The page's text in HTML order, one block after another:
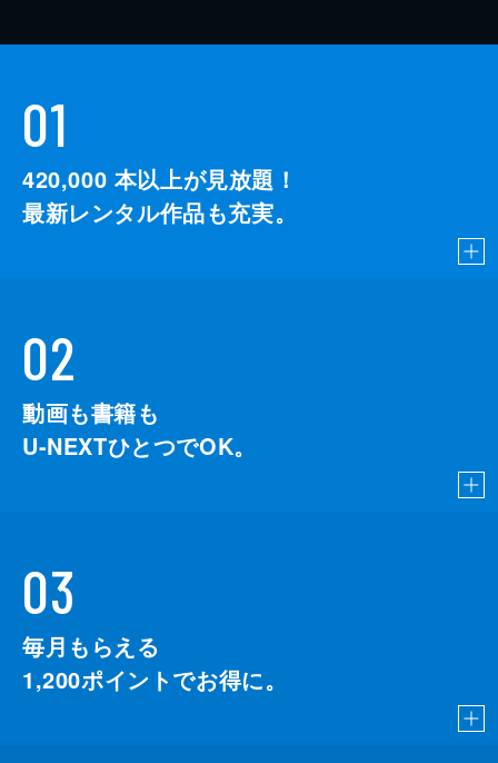
01
420,000 本以上が見放題！
最新レンタル作品も充実。
02
動画も書籍も
U-NEXTひとつでOK。
03
毎月もらえる
1,200ポイントでお得に。